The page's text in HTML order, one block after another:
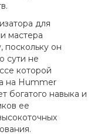
для
мастера
поскольку он
сути не
которой
на Hummer
богатого навыка и
ее